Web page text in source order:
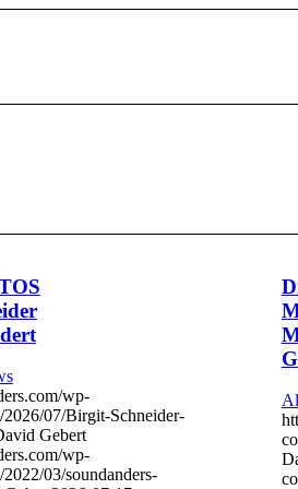
wp-
2026/07/Birgit-Schneider-
Gebert
wp-
03/soundanders-